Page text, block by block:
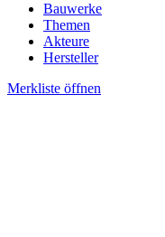
Bauwerke
Themen
Akteure
Hersteller
Merkliste öffnen